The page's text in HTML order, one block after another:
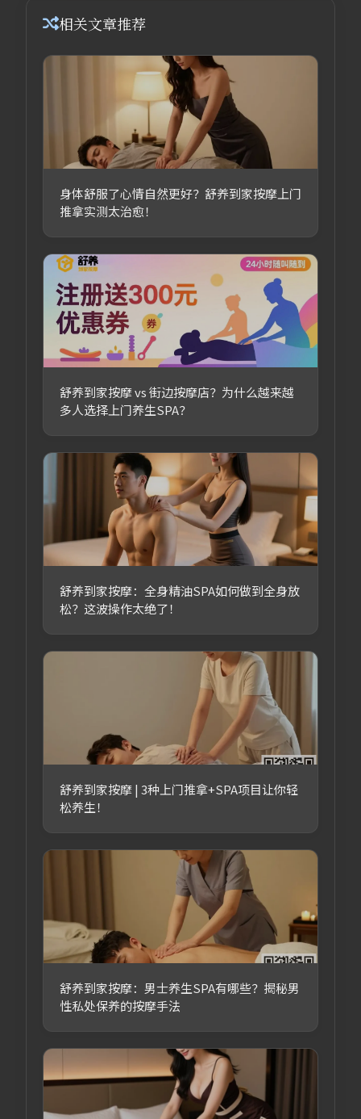
相关文章推荐
身体舒服了心情自然更好？舒养到家按摩上门
推拿实测太治愈！
舒养到家按摩 vs 街边按摩店？为什么越来越
多人选择上门养生SPA？
舒养到家按摩：全身精油SPA如何做到全身放
松？这波操作太绝了！
舒养到家按摩 | 3种上门推拿+SPA项目让你轻
松养生！
舒养到家按摩：男士养生SPA有哪些？揭秘男
性私处保养的按摩手法